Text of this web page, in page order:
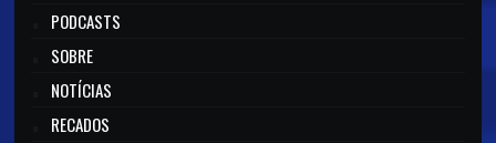
PODCASTS
SOBRE
NOTÍCIAS
RECADOS